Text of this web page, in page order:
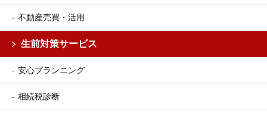
不動産売買・活用
生前対策サービス
安心プランニング
相続税診断